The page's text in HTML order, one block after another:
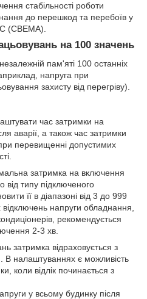
стабільності роботи
до перешкод та перебоїв у
(CBEMA).
на 100 значень
пам'яті 100 останніх
напруга при
захисту від перегріву).
час затримки на
аварії, а також час затримки
перевищенні допустимих
затримка на включення
типу підключеного
її в діапазоні від 3 до 999
напруги обладнання,
рекомендується
2-3 хв.
затримка відраховується з
В налаштуваннях є можливість
коли відлік починається з
у всьому будинку після